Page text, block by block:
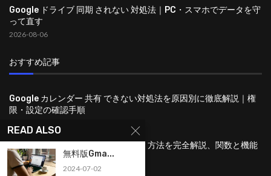
Google ドライブ 同期 されない 対処法｜PC・スマホでデータを守
って直す
2026-08-06
おすすめ記事
Google カレンダー 共有 できない対処法を原因別に徹底解説｜権
限・設定の確認手順
Google スプレッドシート 重複 削除 方法を完全解説、関数と機能
の使い分け
2026-08-08
READ ALSO
無料版Gma...
2024-07-02